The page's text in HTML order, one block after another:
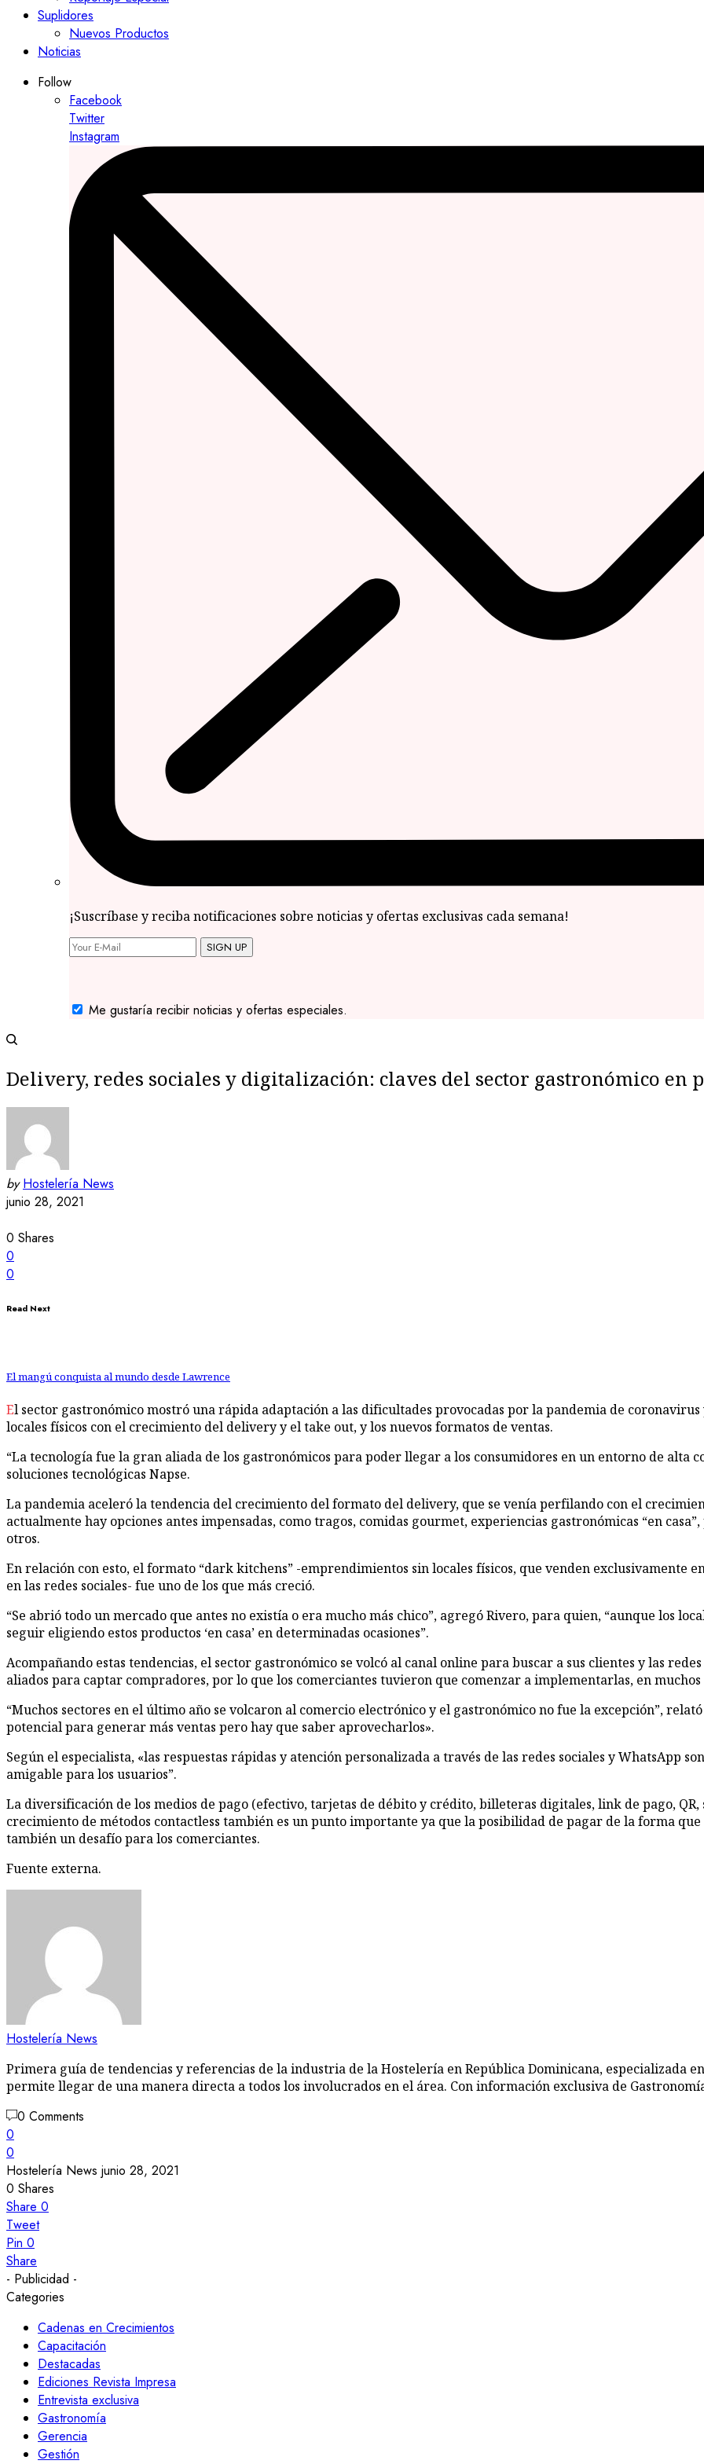
Suplidores
Nuevos Productos
Noticias
Follow
Facebook
Twitter
Instagram
¡Suscríbase y reciba notificaciones sobre noticias y ofertas exclusivas cada semana!
SIGN UP
Me gustaría recibir noticias y ofertas especiales.
Delivery, redes sociales y digitalización: claves del sector gastronómico en
by Hostelería News
junio 28, 2021
0 Shares
0
0
Read Next
El mangú conquista al mundo desde Lawrence
El sector gastronómico mostró una rápida adaptación a las dificultades provocadas por la pandemia de coronavirus y respondió a las limitaciones para la apertura de los
locales físicos con el crecimiento del delivery y el take out, y los nuevos formatos de ventas.
“La tecnología fue la gran aliada de los gastronómicos para poder llegar a los consumidores en un entorno de alta
soluciones tecnológicas Napse.
La pandemia aceleró la tendencia del crecimiento del formato del delivery, que se venía perfilando con el
actualmente hay opciones antes impensadas, como tragos, comidas gourmet, experiencias gastronómicas “en
otros.
En relación con esto, el formato “dark kitchens” -emprendimientos sin locales físicos, que venden exclusivamente
en las redes sociales- fue uno de los que más creció.
“Se abrió todo un mercado que antes no existía o era mucho más chico”, agregó Rivero, para quien, “aunque los
seguir eligiendo estos productos ‘en casa’ en determinadas ocasiones”.
Acompañando estas tendencias, el sector gastronómico se volcó al canal online para buscar a sus clientes y las
aliados para captar compradores, por lo que los comerciantes tuvieron que comenzar a implementarlas, en
“Muchos sectores en el último año se volcaron al comercio electrónico y el gastronómico no fue la excepción”,
potencial para generar más ventas pero hay que saber aprovecharlos».
Según el especialista, «las respuestas rápidas y atención personalizada a través de las redes sociales y WhatsApp
amigable para los usuarios”.
La diversificación de los medios de pago (efectivo, tarjetas de débito y crédito, billeteras digitales, link de pago, QR,
crecimiento de métodos contactless también es un punto importante ya que la posibilidad de pagar de la forma
también un desafío para los comerciantes.
Fuente externa.
Hostelería News
Primera guía de tendencias y referencias de la industria de la Hostelería en República Dominicana, especializada
permite llegar de una manera directa a todos los involucrados en el área. Con información exclusiva de
0 Comments
0
0
Hostelería News junio 28, 2021
0 Shares
Share 0
Tweet
Pin 0
Share
- Publicidad -
Categories
Cadenas en Crecimientos
Capacitación
Destacadas
Ediciones Revista Impresa
Entrevista exclusiva
Gastronomía
Gerencia
Gestión